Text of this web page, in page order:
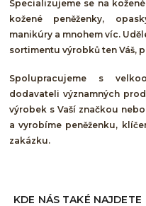
Specializujeme se na
kožené peněženky,
manikúry a mnohem víc.
sortimentu výrobků ten Váš,
Spolupracujeme s
dodavateli významných
výrobek s Vaší značkou
a vyrobíme peněženku,
zakázku.
KDE NÁS TAKÉ NAJDETE